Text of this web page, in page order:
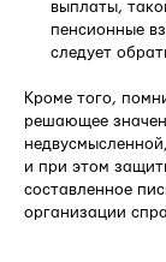
выплаты,
пенсионные
следует
Кроме того,
решающее
и при этом
составленное
организации